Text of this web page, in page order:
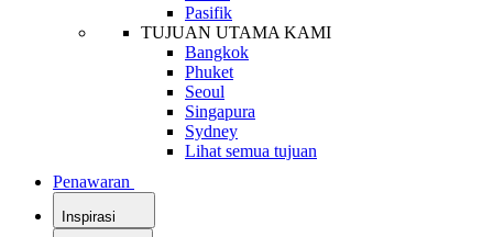
Pasifik
TUJUAN UTAMA KAMI
Bangkok
Phuket
Seoul
Singapura
Sydney
Lihat semua tujuan
Penawaran
Inspirasi